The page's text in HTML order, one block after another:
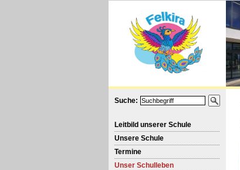
Suche:
Leitbild unserer Schule
Unsere Schule
Termine
Unser Schulleben